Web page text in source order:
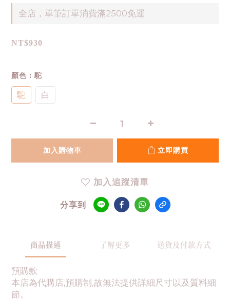
全店，單筆訂單消費滿2500免運
NT$930
顏色 : 駝
駝 白
加入購物車 立即購買
加入追蹤清單
分享到
商品描述 了解更多 送貨及付款方式
預購款
本店為代購店,預購制,故無法提供詳細尺寸以及質料細
節。